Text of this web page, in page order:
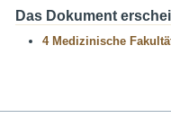
Das Dokument
4 Medizinische